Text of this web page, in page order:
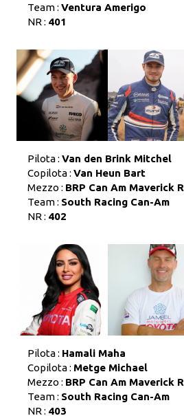
Team : Ventura Amerigo
NR : 401
Pilota : Van den Brink Mitchel
Copilota : Van Heun Bart
Mezzo : BRP Can Am Maverick R
Team : South Racing Can-Am
NR : 402
Pilota : Hamali Maha
Copilota : Metge Michael
Mezzo : BRP Can Am Maverick R
Team : South Racing Can-Am
NR : 403